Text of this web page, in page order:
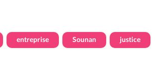
entreprise Sounan justice